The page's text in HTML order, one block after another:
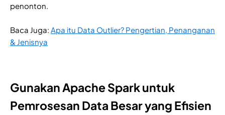
penonton.
Baca Juga: Apa itu Data Outlier? Pengertian, Penanganan
& Jenisnya
Gunakan Apache Spark untuk
Pemrosesan Data Besar yang Efisien